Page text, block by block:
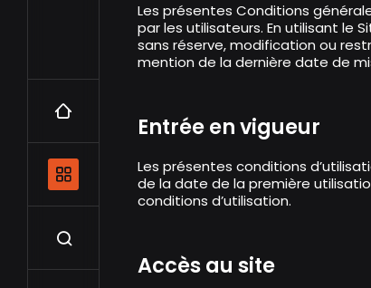
Navigation principale et les
Les présentes Conditions
par les utilisateurs. En utilisant le
sans réserve, modification ou
mention de la dernière date de
Entrée en vigueur
Les présentes conditions
de la date de la première
conditions d’utilisation.
Accès au site